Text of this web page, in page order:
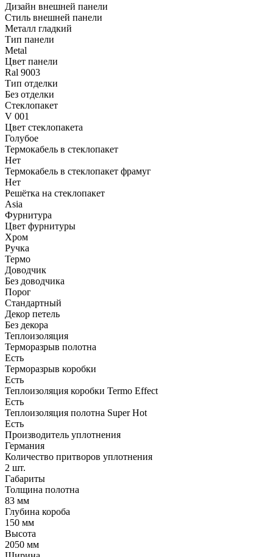
Дизайн внешней панели
Стиль внешней панели
Металл гладкий
Тип панели
Metal
Цвет панели
Ral 9003
Тип отделки
Без отделки
Стеклопакет
V 001
Цвет стеклопакета
Голубое
Термокабель в стеклопакет
Нет
Термокабель в стеклопакет фрамуг
Нет
Решётка на стеклопакет
Asia
Фурнитура
Цвет фурнитуры
Хром
Ручка
Термо
Доводчик
Без доводчика
Порог
Стандартный
Декор петель
Без декора
Теплоизоляция
Терморазрыв полотна
Есть
Терморазрыв коробки
Есть
Теплоизоляция коробки Termo Effect
Есть
Теплоизоляция полотна Super Нot
Есть
Производитель уплотнения
Германия
Количество притворов уплотнения
2 шт.
Габариты
Толщина полотна
83 мм
Глубина короба
150 мм
Высота
2050 мм